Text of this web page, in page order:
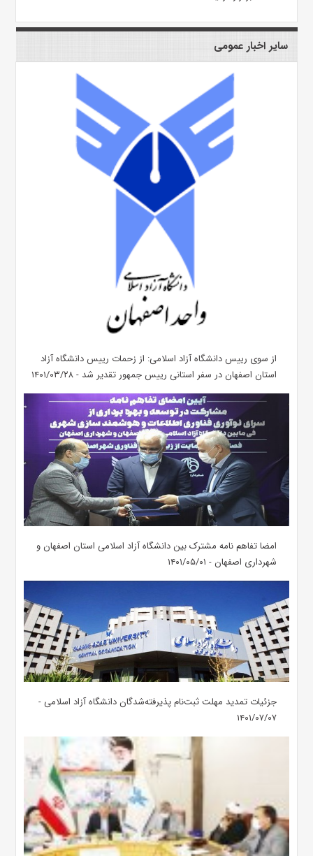
سایر اخبار عمومی
از سوی رییس دانشگاه آزاد اسلامی: از زحمات رییس دانشگاه آزاد
استان اصفهان در سفر استانی رییس جمهور تقدیر شد - ۱۴۰۱/۰۳/۲۸
امضا تفاهم نامه مشترک بین دانشگاه آزاد اسلامی استان اصفهان و
شهرداری اصفهان - ۱۴۰۱/۰۵/۰۱
جزئیات تمدید مهلت ثبت‌نام پذیرفته‌شدگان دانشگاه آزاد اسلامی -
۱۴۰۱/۰۷/۰۷